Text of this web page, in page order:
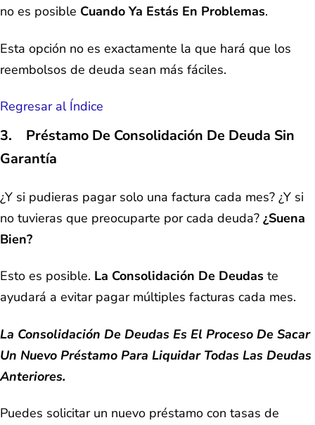
no es posible Cuando Ya Estás En Problemas.
Esta opción no es exactamente la que hará que los
reembolsos de deuda sean más fáciles.
Regresar al Índice
3. Préstamo De Consolidación De Deuda Sin
Garantía
¿Y si pudieras pagar solo una factura cada mes? ¿Y si
no tuvieras que preocuparte por cada deuda? ¿Suena
Bien?
Esto es posible. La Consolidación De Deudas te
ayudará a evitar pagar múltiples facturas cada mes.
La Consolidación De Deudas Es El Proceso De Sacar
Un Nuevo Préstamo Para Liquidar Todas Las Deudas
Anteriores.
Puedes solicitar un nuevo préstamo con tasas de